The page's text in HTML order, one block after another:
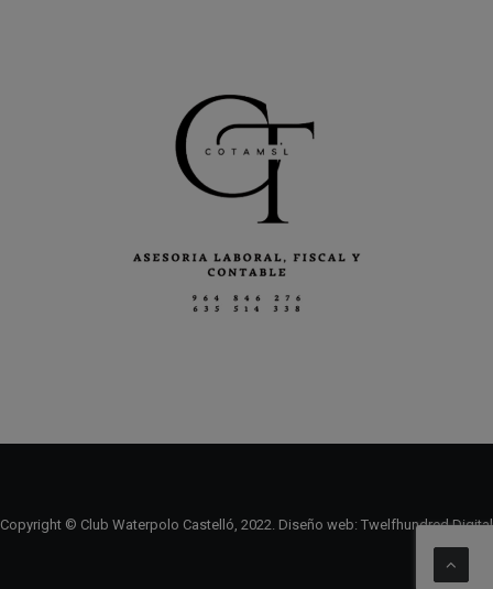
Copyright © Club Waterpolo Castelló, 2022. Diseño web: Twelfhundred Digital